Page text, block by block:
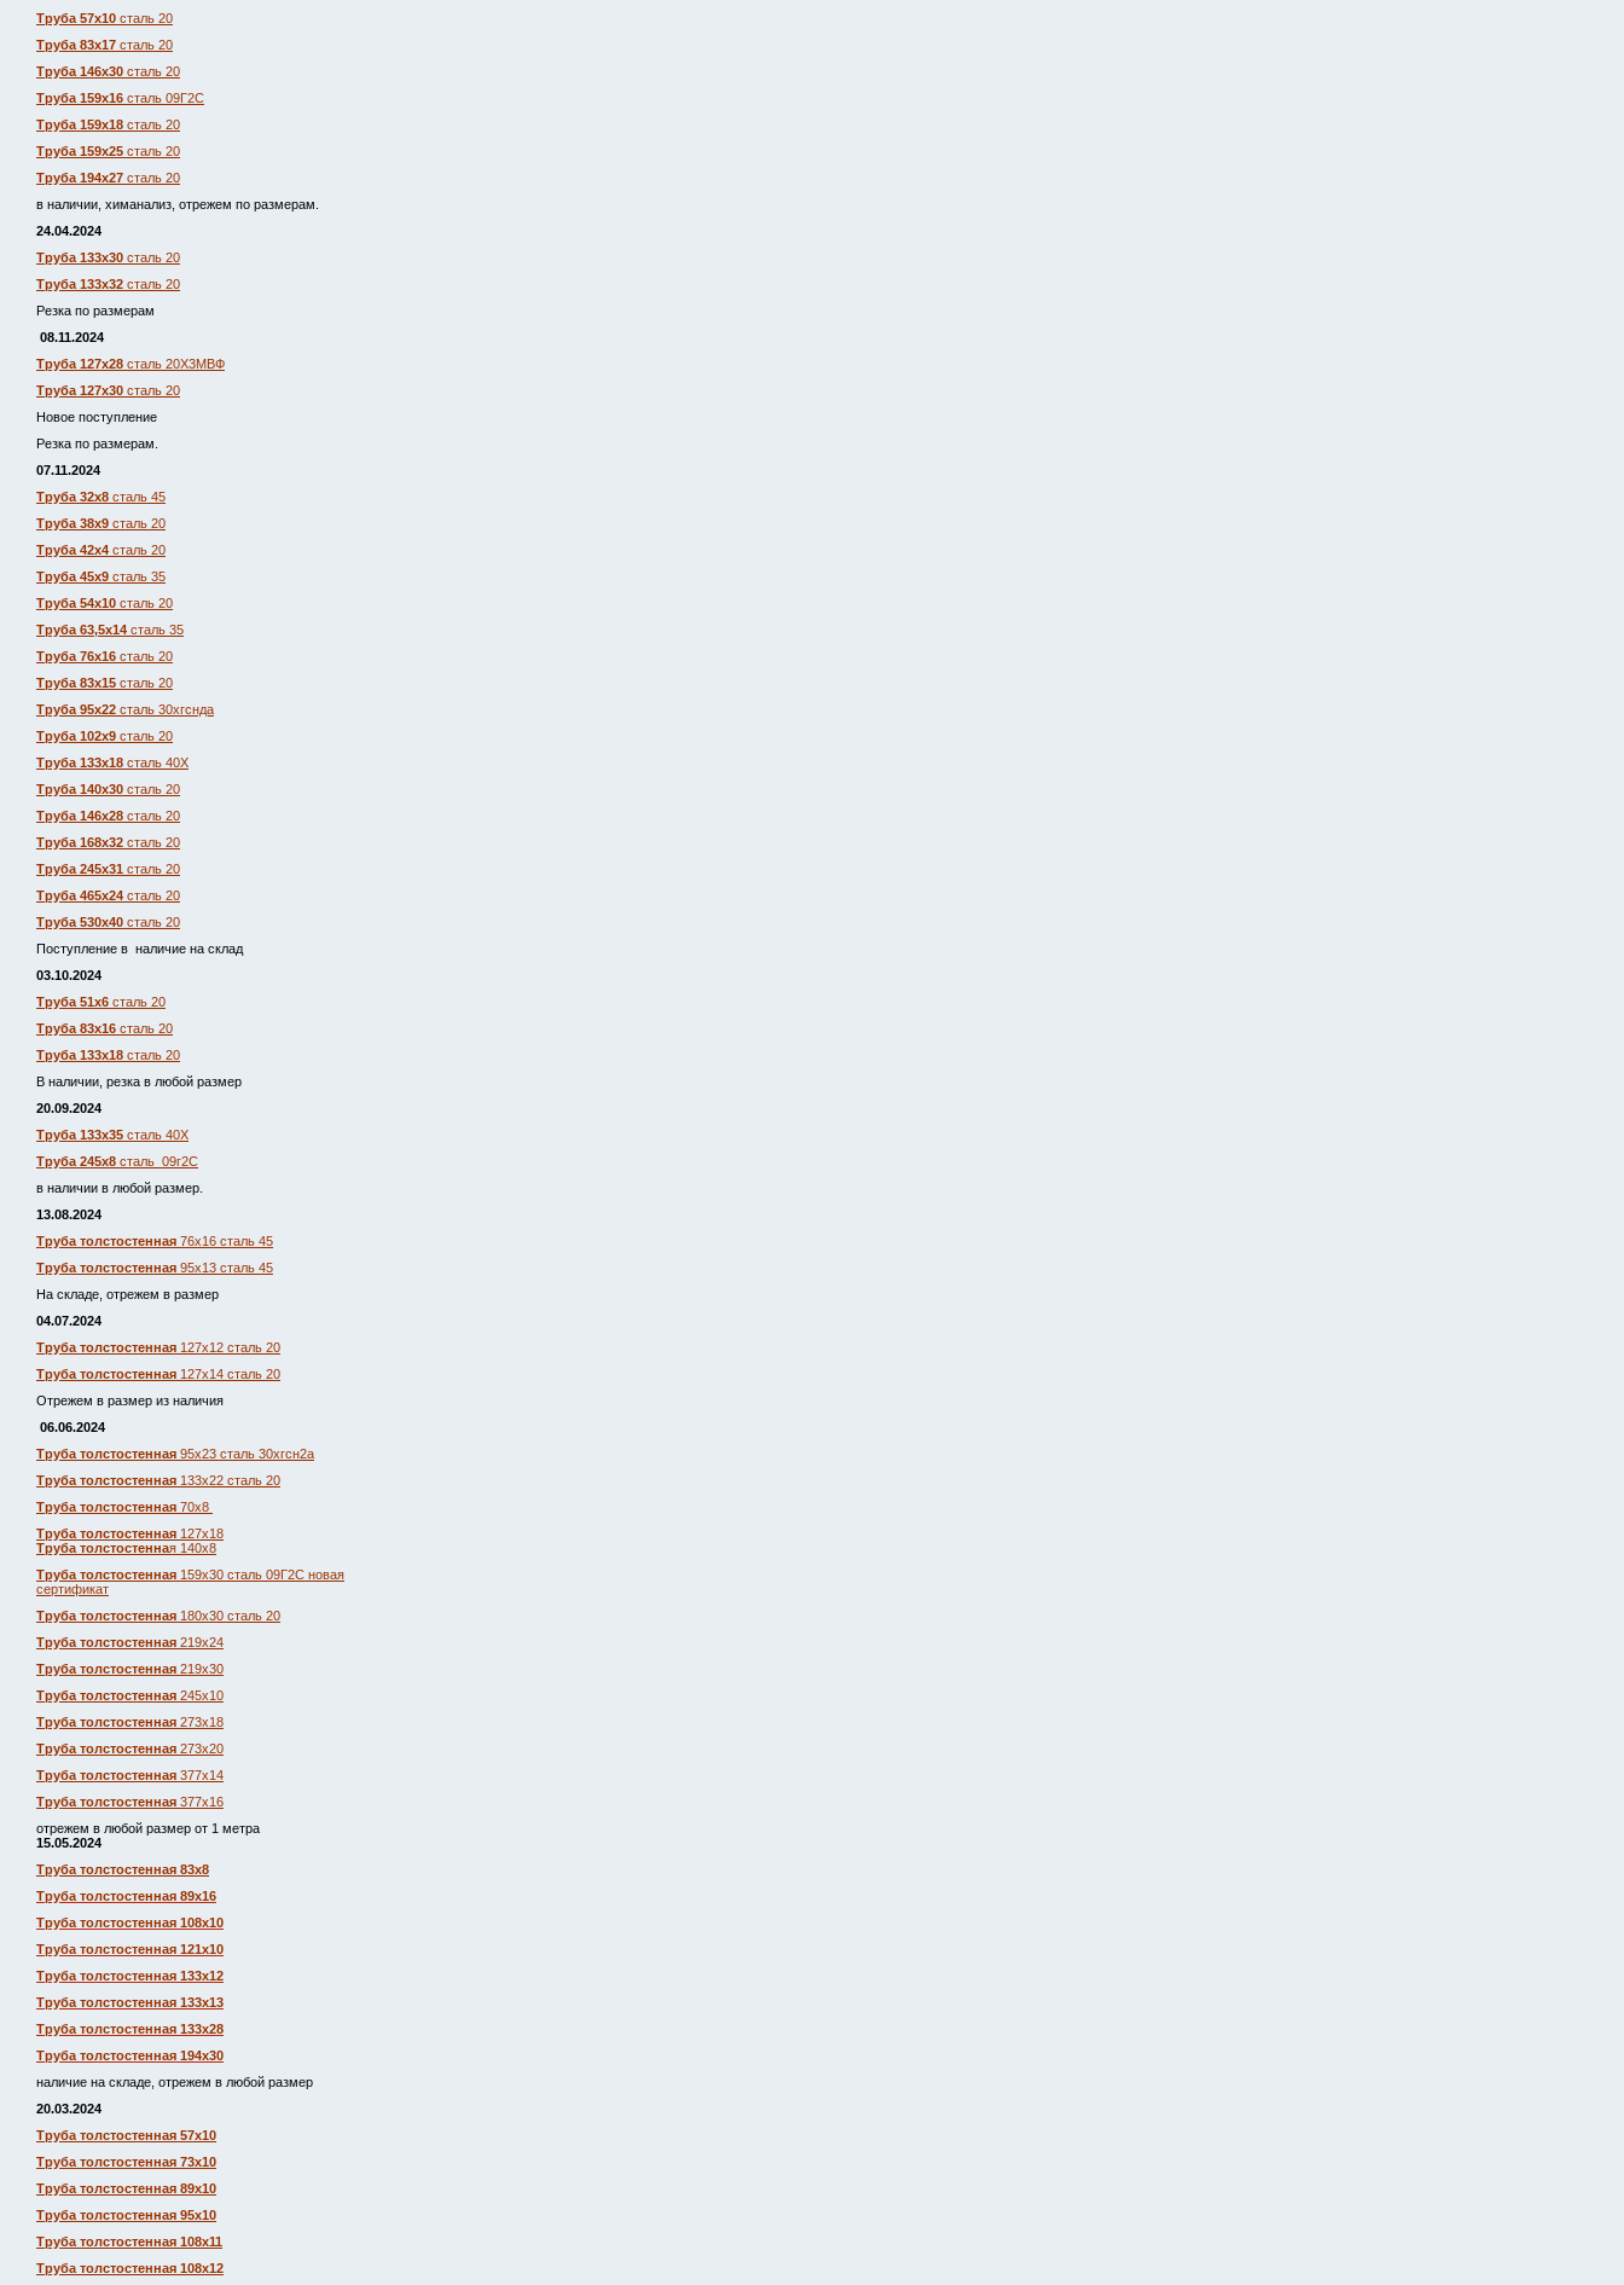
Труба 57х10 сталь 20
Труба 83х17 сталь 20
Труба 146х30 сталь 20
Труба 159х16 сталь 09Г2С
Труба 159х18 сталь 20
Труба 159х25 сталь 20
Труба 194х27 сталь 20
в наличии, химанализ, отрежем по размерам.
24.04.2024
Труба 133х30 сталь 20
Труба 133х32 сталь 20
Резка по размерам
08.11.2024
Труба 127х28 сталь 20Х3МВФ
Труба 127х30 сталь 20
Новое поступление
Резка по размерам.
07.11.2024
Труба 32х8 сталь 45
Труба 38х9 сталь 20
Труба 42х4 сталь 20
Труба 45х9 сталь 35
Труба 54х10 сталь 20
Труба 63,5х14 сталь 35
Труба 76х16 сталь 20
Труба 83х15 сталь 20
Труба 95х22 сталь 30хгснда
Труба 102х9 сталь 20
Труба 133х18 сталь 40Х
Труба 140х30 сталь 20
Труба 146х28 сталь 20
Труба 168х32 сталь 20
Труба 245х31 сталь 20
Труба 465х24 сталь 20
Труба 530х40 сталь 20
Поступление в наличие на склад
03.10.2024
Труба 51х6 сталь 20
Труба 83х16 сталь 20
Труба 133х18 сталь 20
В наличии, резка в любой размер
20.09.2024
Труба 133х35 сталь 40Х
Труба 245х8 сталь 09г2С
в наличии в любой размер.
13.08.2024
Труба толстостенная 76х16 сталь 45
Труба толстостенная 95х13 сталь 45
На складе, отрежем в размер
04.07.2024
Труба толстостенная 127х12 сталь 20
Труба толстостенная 127х14 сталь 20
Отрежем в размер из наличия
06.06.2024
Труба толстостенная 95х23 сталь 30хгсн2а
Труба толстостенная 133х22 сталь 20
Труба толстостенная 70х8
Труба толстостенная 127х18
Труба толстостенная 140х8
Труба толстостенная 159х30 сталь 09Г2С новая
сертификат
Труба толстостенная 180х30 сталь 20
Труба толстостенная 219х24
Труба толстостенная 219х30
Труба толстостенная 245х10
Труба толстостенная 273х18
Труба толстостенная 273х20
Труба толстостенная 377х14
Труба толстостенная 377х16
отрежем в любой размер от 1 метра
15.05.2024
Труба толстостенная 83х8
Труба толстостенная 89х16
Труба толстостенная 108х10
Труба толстостенная 121х10
Труба толстостенная 133х12
Труба толстостенная 133х13
Труба толстостенная 133х28
Труба толстостенная 194х30
наличие на складе, отрежем в любой размер
20.03.2024
Труба толстостенная 57х10
Труба толстостенная 73х10
Труба толстостенная 89х10
Труба толстостенная 95х10
Труба толстостенная 108х11
Труба толстостенная 108х12